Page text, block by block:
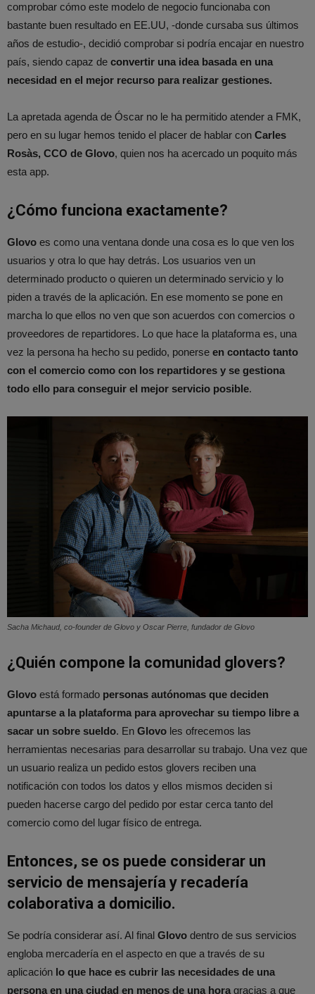
comprobar cómo este modelo de negocio funcionaba con
bastante buen resultado en EE.UU, -donde cursaba sus últimos
años de estudio-, decidió comprobar si podría encajar en nuestro
país, siendo capaz de convertir una idea basada en una
necesidad en el mejor recurso para realizar gestiones.
La apretada agenda de Óscar no le ha permitido atender a FMK,
pero en su lugar hemos tenido el placer de hablar con Carles
Rosàs, CCO de Glovo, quien nos ha acercado un poquito más
esta app.
¿Cómo funciona exactamente?
Glovo es como una ventana donde una cosa es lo que ven los
usuarios y otra lo que hay detrás. Los usuarios ven un
determinado producto o quieren un determinado servicio y lo
piden a través de la aplicación. En ese momento se pone en
marcha lo que ellos no ven que son acuerdos con comercios o
proveedores de repartidores. Lo que hace la plataforma es, una
vez la persona ha hecho su pedido, ponerse en contacto tanto
con el comercio como con los repartidores y se gestiona
todo ello para conseguir el mejor servicio posible.
Sacha Michaud, co-founder de Glovo y Oscar Pierre, fundador de Glovo
¿Quién compone la comunidad glovers?
Glovo está formado personas autónomas que deciden
apuntarse a la plataforma para aprovechar su tiempo libre a
sacar un sobre sueldo. En Glovo les ofrecemos las
herramientas necesarias para desarrollar su trabajo. Una vez que
un usuario realiza un pedido estos glovers reciben una
notificación con todos los datos y ellos mismos deciden si
pueden hacerse cargo del pedido por estar cerca tanto del
comercio como del lugar físico de entrega.
Entonces, se os puede considerar un
servicio de mensajería y recadería
colaborativa a domicilio.
Se podría considerar así. Al final Glovo dentro de sus servicios
engloba mercadería en el aspecto en que a través de su
aplicación lo que hace es cubrir las necesidades de una
persona en una ciudad en menos de una hora gracias a que